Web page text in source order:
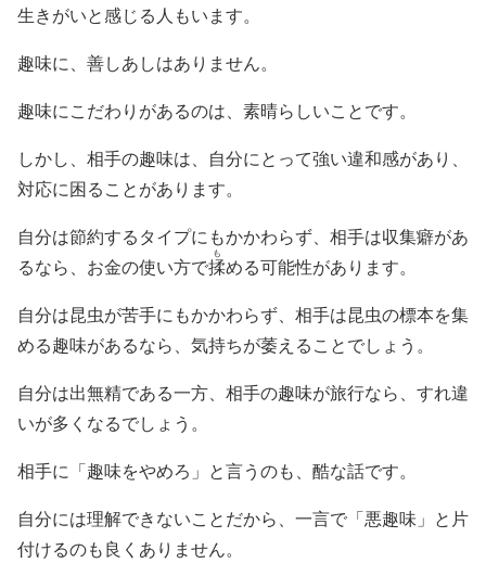
生きがいと感じる人もいます。
趣味に、善しあしはありません。
趣味にこだわりがあるのは、素晴らしいことです。
しかし、相手の趣味は、自分にとって強い違和感があり、
対応に困ることがあります。
自分は節約するタイプにもかかわらず、相手は収集癖があ
るなら、お金の使い方で揉
も
める可能性があります。
自分は昆虫が苦手にもかかわらず、相手は昆虫の標本を集
める趣味があるなら、気持ちが萎えることでしょう。
自分は出無精である一方、相手の趣味が旅行なら、すれ違
いが多くなるでしょう。
相手に「趣味をやめろ」と言うのも、酷な話です。
自分には理解できないことだから、一言で「悪趣味」と片
付けるのも良くありません。